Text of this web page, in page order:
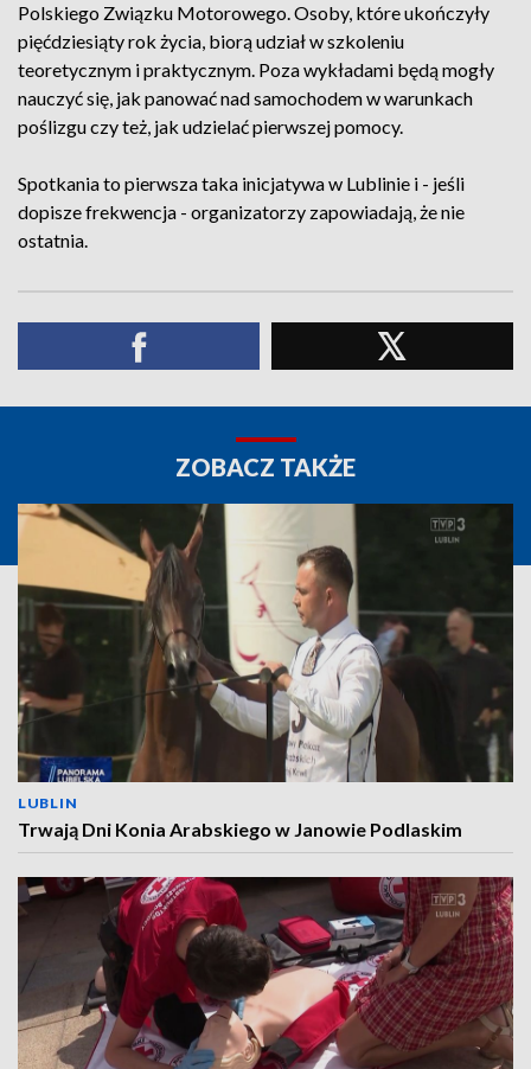
Polskiego Związku Motorowego. Osoby, które ukończyły
pięćdziesiąty rok życia, biorą udział w szkoleniu
teoretycznym i praktycznym. Poza wykładami będą mogły
nauczyć się, jak panować nad samochodem w warunkach
poślizgu czy też, jak udzielać pierwszej pomocy.
Spotkania to pierwsza taka inicjatywa w Lublinie i - jeśli
dopisze frekwencja - organizatorzy zapowiadają, że nie
ostatnia.
ZOBACZ TAKŻE
LUBLIN
Trwają Dni Konia Arabskiego w Janowie Podlaskim